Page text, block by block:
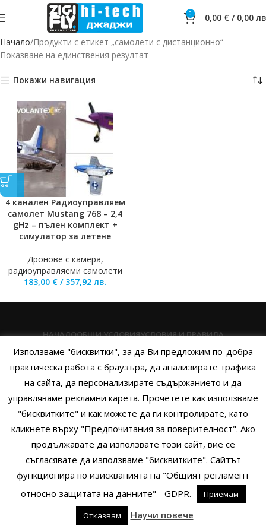
0 0,00 € / 0,00
Начало Продукти с етикет „самолети с дистанционно“
Показване на единствения резултат
Покажи навигация
4 канален Радиоуправляем
самолет Mustang 768 – 2,4
gHz – пълен комплект +
симулатор за летене
Дронове с камера,
радиоуправляеми самолети
183,00 € / 357,92 лв.
НАЧАЛООБЩИ УСЛОВИЯУСЛОВИЯ И ПРАВИЛА
ПОЛИТИКА НА БИСКВИТКИТЕПОЛИТИКА ЗА ПОВЕРИТЕЛНОСТ
НАЧИНИ НА ПЛАЩАНЕИЗПРАТЕТЕ ЗАПИТВАНЕ
Copyright © 2014 - 2024 Zigifly.com — Developed byWe Work With
You
Използваме "бисквитки", за да Ви предложим по-добра
практическа работа с браузъра, да анализирате трафика
на сайта, да персонализирате съдържанието и да
управляваме рекламни карета. Прочетете как използваме
"бисквитките" и как можете да ги контролирате, като
кликнете върху "Предпочитания за поверителност". Ако
продължавате да използвате този сайт, вие се
съгласявате да използваме "бисквитките". Сайтът
функционира по изискванията на "Общият регламент
относно защитата на данните" - GDPR.
Приемам
Отказвам
Научи повече